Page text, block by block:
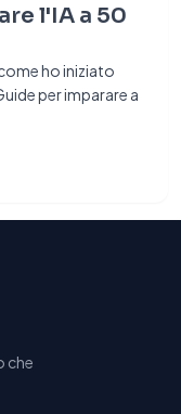
l'IA a 50
ho iniziato
per imparare a
che